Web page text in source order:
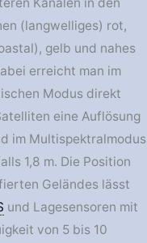
(langwelliges) rot,
gelb und nahes
erreicht man im
Modus direkt
eine Auflösung
im Multispektralmodus
1,8 m. Die Position
Geländes lässt
und Lagesensoren mit
von 5 bis 10